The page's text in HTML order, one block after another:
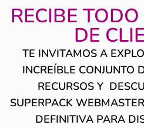
RECIBE
DE
TE INVITAMOS A
INCREÍBLE CONJUNTO
RECURSOS Y
SUPERPACK
DEFINITIVA PARA